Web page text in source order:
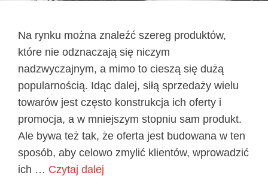
Na rynku można znaleźć szereg produktów,
które nie odznaczają się niczym
nadzwyczajnym, a mimo to cieszą się dużą
popularnością. Idąc dalej, siłą sprzedaży wielu
towarów jest często konstrukcja ich oferty i
promocja, a w mniejszym stopniu sam produkt.
Ale bywa też tak, że oferta jest budowana w ten
sposób, aby celowo zmylić klientów, wprowadzić
ich … Czytaj dalej